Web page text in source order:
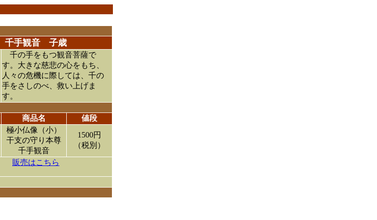
千手観音 子歳
千の手をもつ観音菩薩で
す。大きな慈悲の心をもち、
人々の危機に際しては、千の
手をさしのべ、救い上げま
す。
商品名 値段
極小仏像（小）
干支の守り本尊
千手観音
1500円
（税別）
販売はこちら